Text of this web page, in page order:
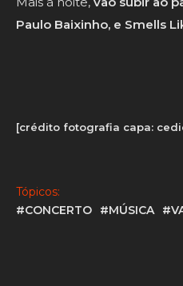
Paulo Baixinho, e Smells
[crédito fotografia capa:
Tópicos:
#CONCERTO
#MÚSICA